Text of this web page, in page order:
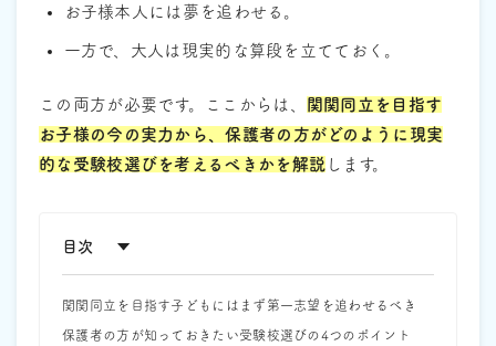
お子様本人には夢を追わせる。
一方で、大人は現実的な算段を立てておく。
この両方が必要です。ここからは、
関関同立を目指す
お子様の今の実力から、保護者の方がどのように現実
的な受験校選びを考えるべきかを解説 します。
目次
関関同立を目指す子どもにはまず第一志望を追わせるべき
保護者の方が知っておきたい受験校選びの4つのポイント